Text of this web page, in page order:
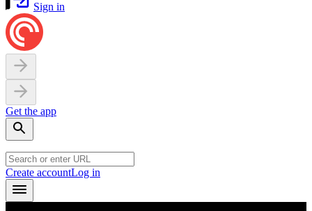
Sign in
Get the app
Create accountLog in